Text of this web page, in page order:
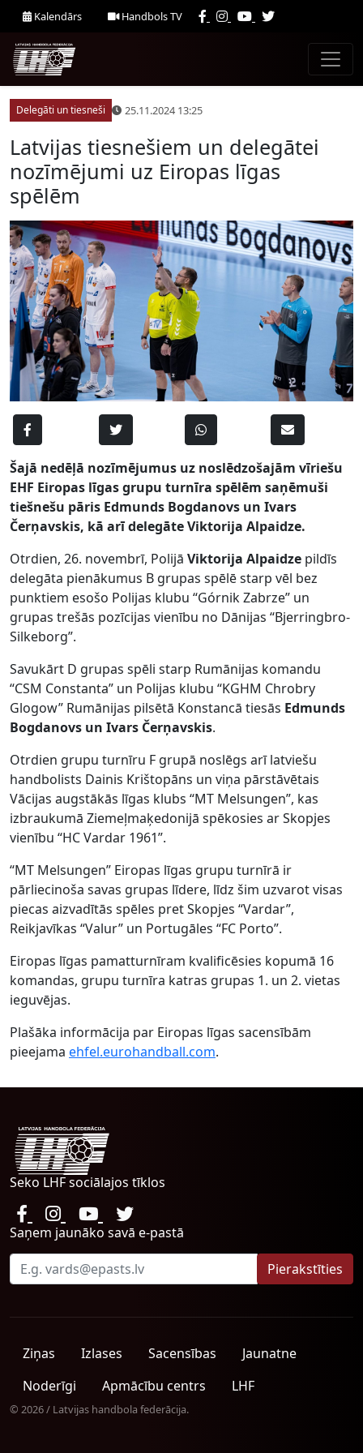
Kalendārs Handbols TV
Delegāti un tiesneši 25.11.2024 13:25
Latvijas tiesnešiem un delegātei
nozīmējumi uz Eiropas līgas
spēlēm
Šajā nedēļā nozīmējumus uz noslēdzošajām vīriešu
EHF Eiropas līgas grupu turnīra spēlēm saņēmuši
tiešnešu pāris Edmunds Bogdanovs un Ivars
Čerņavskis, kā arī delegāte Viktorija Alpaidze.
Otrdien, 26. novembrī, Polijā Viktorija Alpaidze pildīs
delegāta pienākumus B grupas spēlē starp vēl bez
punktiem esošo Polijas klubu “Górnik Zabrze” un
grupas trešās pozīcijas vienību no Dānijas “Bjerringbro-
Silkeborg”.
Savukārt D grupas spēli starp Rumānijas komandu
“CSM Constanta” un Polijas klubu “KGHM Chrobry
Glogow” Rumānijas pilsētā Konstancā tiesās Edmunds
Bogdanovs un Ivars Čerņavskis.
Otrdien grupu turnīru F grupā noslēgs arī latviešu
handbolists Dainis Krištopāns un viņa pārstāvētais
Vācijas augstākās līgas klubs “MT Melsungen”, kas
izbraukumā Ziemeļmaķedonijā spēkosies ar Skopjes
vienību “HC Vardar 1961”.
“MT Melsungen” Eiropas līgas grupu turnīrā ir
pārliecinoša savas grupas līdere, līdz šim uzvarot visas
piecas aizvadītās spēles pret Skopjes “Vardar”,
Reikjavīkas “Valur” un Portugāles “FC Porto”.
Eiropas līgas pamatturnīram kvalificēsies kopumā 16
komandas, grupu turnīra katras grupas 1. un 2. vietas
ieguvējas.
Plašāka informācija par Eiropas līgas sacensībām
pieejama ehfel.eurohandball.com.
Seko LHF sociālajos tīklos
Saņem jaunāko savā e-pastā
Ziņas Izlases Sacensības
Jaunatne
Noderīgi
Apmācību centrs LHF
© 2026 / Latvijas handbola federācija.